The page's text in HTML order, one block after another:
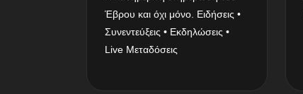
Έβρου και όχι μόνο. Ειδήσεις •
Συνεντεύξεις • Εκδηλώσεις •
Live Μεταδόσεις